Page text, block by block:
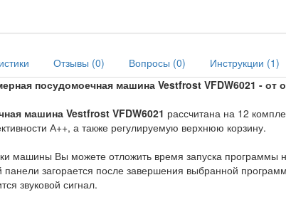
Отзывы (0) Вопросы (0) Инструкции (1)
посудомоечная машина Vestfrost VFDW6021 - от
машина Vestfrost VFDW6021 рассчитана на 12
А++, а также регулируемую верхнюю корзину.
машины Вы можете отложить время запуска программы
панели загорается после завершения выбранной
звуковой сигнал.